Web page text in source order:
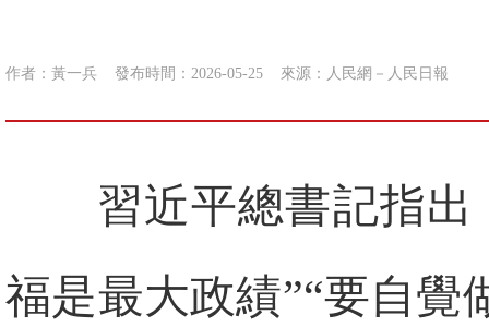
作者：黃一兵 發布時間：2026-05-25 來源： 人民網－人民日報
習近平總書記指
福是最大政績”“要自覺